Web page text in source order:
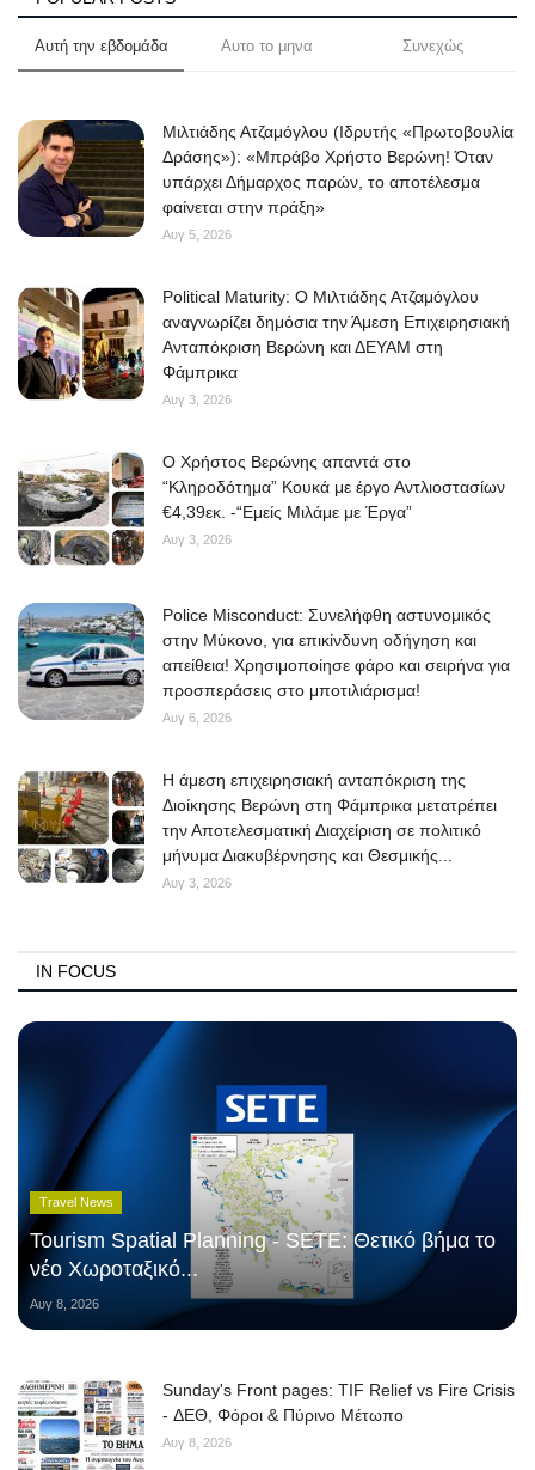
Αυτή την εβδομάδα Αυτο το μηνα Συνεχώς
Μιλτιάδης Ατζαμόγλου (Ιδρυτής «Πρωτοβουλία
Δράσης»): «Μπράβο Χρήστο Βερώνη! Όταν
υπάρχει Δήμαρχος παρών, το αποτέλεσμα
φαίνεται στην πράξη»
Αυγ 5, 2026
Political Maturity: Ο Μιλτιάδης Ατζαμόγλου
αναγνωρίζει δημόσια την Άμεση Επιχειρησιακή
Ανταπόκριση Βερώνη και ΔΕΥΑΜ στη
Φάμπρικα
Αυγ 3, 2026
O Χρήστος Βερώνης απαντά στο
“Κληροδότημα” Κουκά με έργο Αντλιοστασίων
€4,39εκ. -“Εμείς Μιλάμε με Έργα”
Αυγ 3, 2026
Police Misconduct: Συνελήφθη αστυνομικός
στην Μύκονο, για επικίνδυνη οδήγηση και
απείθεια! Χρησιμοποίησε φάρο και σειρήνα για
προσπεράσεις στο μποτιλιάρισμα!
Αυγ 6, 2026
Η άμεση επιχειρησιακή ανταπόκριση της
Διοίκησης Βερώνη στη Φάμπρικα μετατρέπει
την Αποτελεσματική Διαχείριση σε πολιτικό
μήνυμα Διακυβέρνησης και Θεσμικής...
Αυγ 3, 2026
IN FOCUS
Travel News
Tourism Spatial Planning - SETE: Θετικό βήμα το
νέο Χωροταξικό...
Αυγ 8, 2026
Sunday's Front pages: TIF Relief vs Fire Crisis
- ΔΕΘ, Φόροι & Πύρινο Μέτωπο
Αυγ 8, 2026